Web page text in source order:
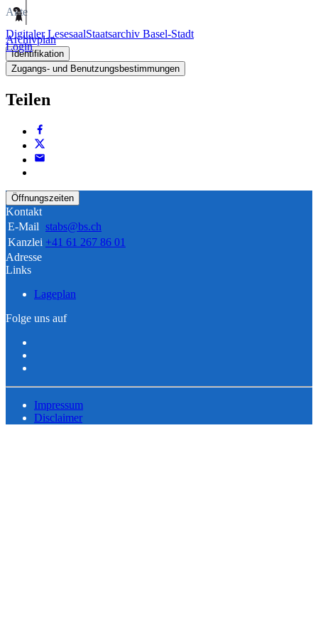
Digitaler LesesaalStaatsarchiv Basel-Stadt
Login
Akte
Archivplan
Identifikation
Zugangs- und Benutzungsbestimmungen
Teilen
Öffnungszeiten
Kontakt
E-Mail stabs@bs.ch
Kanzlei +41 61 267 86 01
Adresse
Links
Lageplan
Folge uns auf
Impressum
Disclaimer